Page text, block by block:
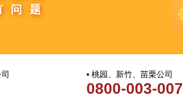
问题
▪ 桃园、新竹、苗栗公司
0800-003-007